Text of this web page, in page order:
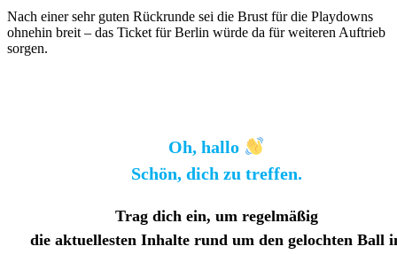
Nach einer sehr guten Rückrunde sei die Brust für die Playdowns
ohnehin breit – das Ticket für Berlin würde da für weiteren Auftrieb
sorgen.
Oh, hallo
Schön, dich zu treffen.
Trag dich ein, um regelmäßig
die aktuellesten Inhalte rund um den gelochten Ball